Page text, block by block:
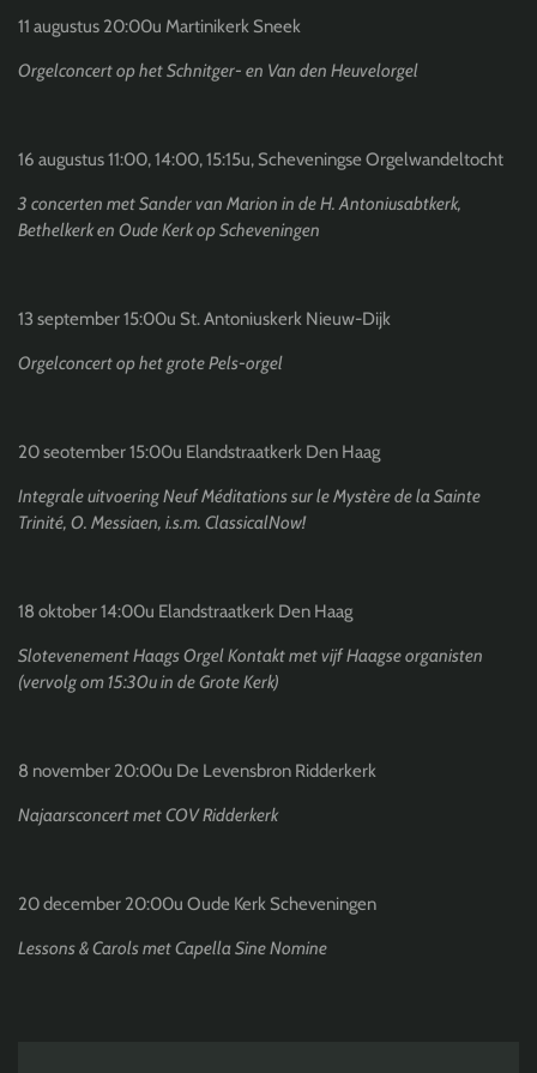
11 augustus 20:00u Martinikerk Sneek
Orgelconcert op het Schnitger- en Van den Heuvelorgel
16 augustus 11:00, 14:00, 15:15u, Scheveningse Orgelwandeltocht
3 concerten met Sander van Marion in de H. Antoniusabtkerk,
Bethelkerk en Oude Kerk op Scheveningen
13 september 15:00u St. Antoniuskerk Nieuw-Dijk
Orgelconcert op het grote Pels-orgel
20 seotember 15:00u Elandstraatkerk Den Haag
Integrale uitvoering Neuf Méditations sur le Mystère de la Sainte
Trinité, O. Messiaen, i.s.m. ClassicalNow!
18 oktober 14:00u Elandstraatkerk Den Haag
Slotevenement Haags Orgel Kontakt met vijf Haagse organisten
(vervolg om 15:30u in de Grote Kerk)
8 november 20:00u De Levensbron Ridderkerk
Najaarsconcert met COV Ridderkerk
20 december 20:00u Oude Kerk Scheveningen
Lessons & Carols met Capella Sine Nomine